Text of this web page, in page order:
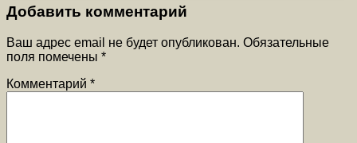
Добавить комментарий
Ваш адрес email не будет опубликован. Обязательные
поля помечены *
Комментарий *